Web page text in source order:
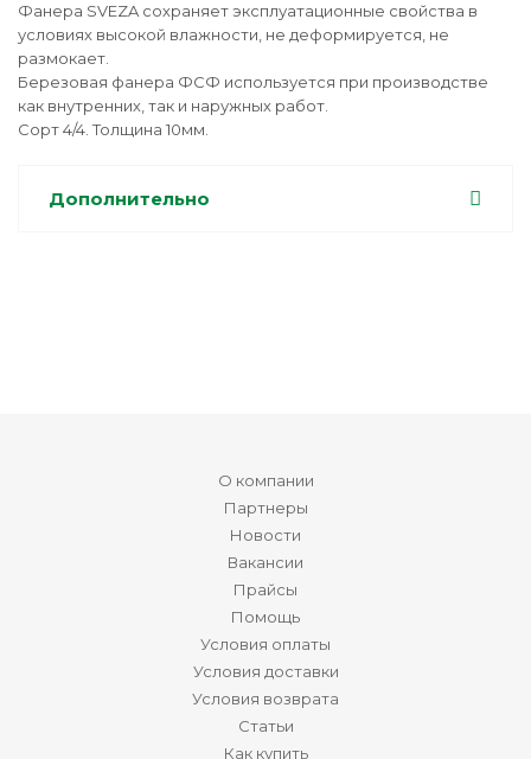
Фанера SVEZA сохраняет эксплуатационные свойства в
условиях высокой влажности, не деформируется, не
размокает.
Березовая фанера ФСФ используется при производстве
как внутренних, так и наружных работ.
Сорт 4/4. Толщина 10мм.
Дополнительно
О компании
Партнеры
Новости
Вакансии
Прайсы
Помощь
Условия оплаты
Условия доставки
Условия возврата
Статьи
Как купить